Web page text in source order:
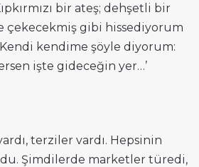
bir ateş; dehşetli bir
çekecekmiş gibi hissediyorum
kendime şöyle diyorum:
işte gideceğin yer…’
terziler vardı. Hepsinin
Şimdilerde marketler türedi,